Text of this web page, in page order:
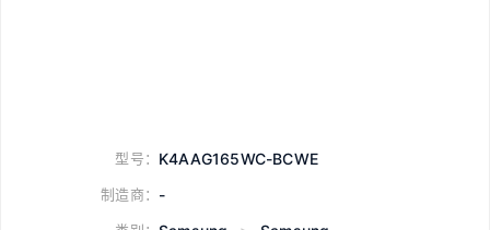
型号： K4AAG165WC-BCWE
制造商： -